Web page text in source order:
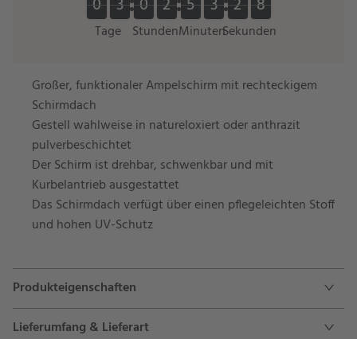
Tage
0
0 3
3
Stunden
0
0 2
2
Minuten
5
5 3
3
Sekunden
2
2 8
8
7
Großer, funktionaler Ampelschirm mit rechteckigem
Schirmdach
Gestell wahlweise in natureloxiert oder anthrazit
pulverbeschichtet
Der Schirm ist drehbar, schwenkbar und mit
Kurbelantrieb ausgestattet
Das Schirmdach verfügt über einen pflegeleichten Stoff
und hohen UV-Schutz
Produkteigenschaften
Lieferumfang & Lieferart